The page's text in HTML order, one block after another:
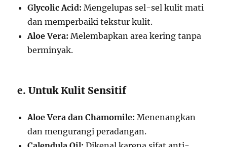
Glycolic Acid: Mengelupas sel-sel kulit mati
dan memperbaiki tekstur kulit.
Aloe Vera: Melembapkan area kering tanpa
berminyak.
e. Untuk Kulit Sensitif
Aloe Vera dan Chamomile: Menenangkan
dan mengurangi peradangan.